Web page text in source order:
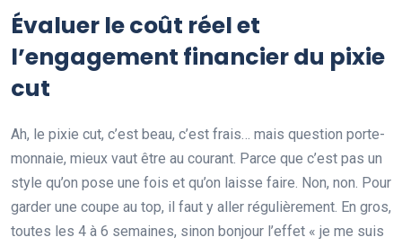
Évaluer le coût réel et
l’engagement financier du pixie
cut
Ah, le pixie cut, c’est beau, c’est frais… mais question porte-
monnaie, mieux vaut être au courant. Parce que c’est pas un
style qu’on pose une fois et qu’on laisse faire. Non, non. Pour
garder une coupe au top, il faut y aller régulièrement. En gros,
toutes les 4 à 6 semaines, sinon bonjour l’effet « je me suis